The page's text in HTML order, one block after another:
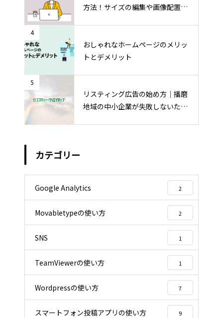
方法！サイズの編集や画像配置の
4
おしゃれなホームページのメリッ
トとデメリット
5
リスティング広告の始め方｜播磨
地域の中小企業が失敗しないため
カテゴリー
Google Analytics 2
Movabletypeの使い方 2
SNS 1
TeamViewerの使い方 1
Wordpressの使い方 7
スマートフォン投稿アプリの使い方 9